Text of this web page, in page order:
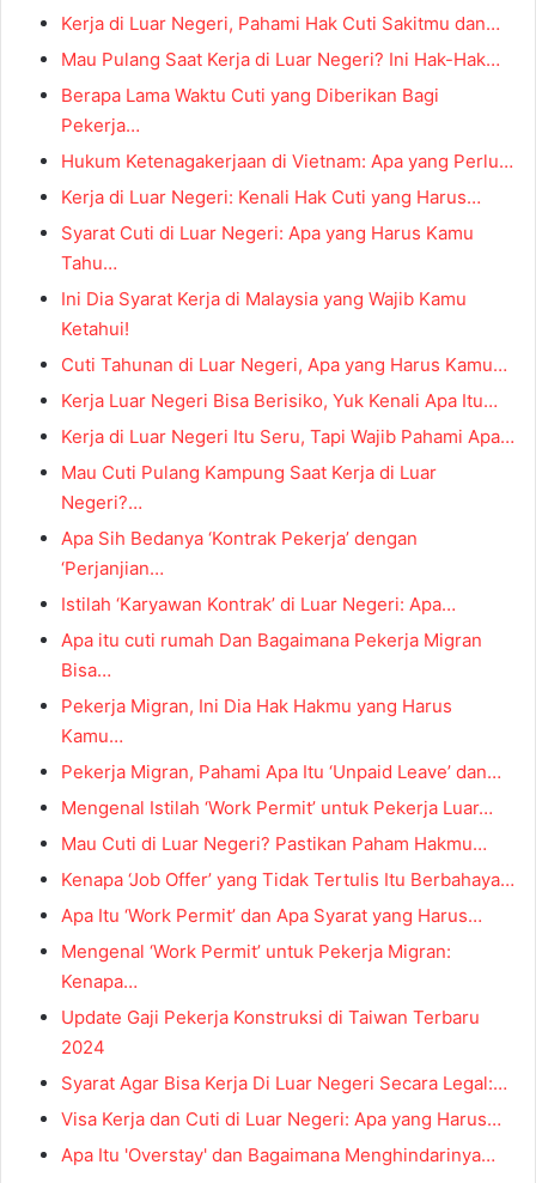
Kerja di Luar Negeri, Pahami Hak Cuti Sakitmu dan…
Mau Pulang Saat Kerja di Luar Negeri? Ini Hak-Hak…
Berapa Lama Waktu Cuti yang Diberikan Bagi
Pekerja…
Hukum Ketenagakerjaan di Vietnam: Apa yang Perlu…
Kerja di Luar Negeri: Kenali Hak Cuti yang Harus…
Syarat Cuti di Luar Negeri: Apa yang Harus Kamu
Tahu…
Ini Dia Syarat Kerja di Malaysia yang Wajib Kamu
Ketahui!
Cuti Tahunan di Luar Negeri, Apa yang Harus Kamu…
Kerja Luar Negeri Bisa Berisiko, Yuk Kenali Apa Itu…
Kerja di Luar Negeri Itu Seru, Tapi Wajib Pahami Apa…
Mau Cuti Pulang Kampung Saat Kerja di Luar
Negeri?…
Apa Sih Bedanya ‘Kontrak Pekerja’ dengan
‘Perjanjian…
Istilah ‘Karyawan Kontrak’ di Luar Negeri: Apa…
Apa itu cuti rumah Dan Bagaimana Pekerja Migran
Bisa…
Pekerja Migran, Ini Dia Hak Hakmu yang Harus
Kamu…
Pekerja Migran, Pahami Apa Itu ‘Unpaid Leave’ dan…
Mengenal Istilah ‘Work Permit’ untuk Pekerja Luar…
Mau Cuti di Luar Negeri? Pastikan Paham Hakmu…
Kenapa ‘Job Offer’ yang Tidak Tertulis Itu Berbahaya…
Apa Itu ‘Work Permit’ dan Apa Syarat yang Harus…
Mengenal ‘Work Permit’ untuk Pekerja Migran:
Kenapa…
Update Gaji Pekerja Konstruksi di Taiwan Terbaru
2024
Syarat Agar Bisa Kerja Di Luar Negeri Secara Legal:…
Visa Kerja dan Cuti di Luar Negeri: Apa yang Harus…
Apa Itu 'Overstay' dan Bagaimana Menghindarinya…